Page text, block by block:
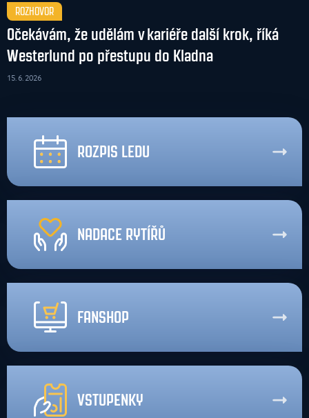
ROZHOVOR
Očekávám, že udělám v kariéře další krok, říká
Westerlund po přestupu do Kladna
15. 6. 2026
ROZPIS LEDU
NADACE RYTÍŘŮ
FANSHOP
VSTUPENKY